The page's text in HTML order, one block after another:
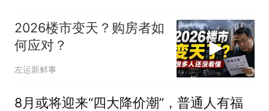
2026楼市变天？购房者如
何应对？
左运新鲜事
8月或将迎来“四大降价潮”，普通人有福